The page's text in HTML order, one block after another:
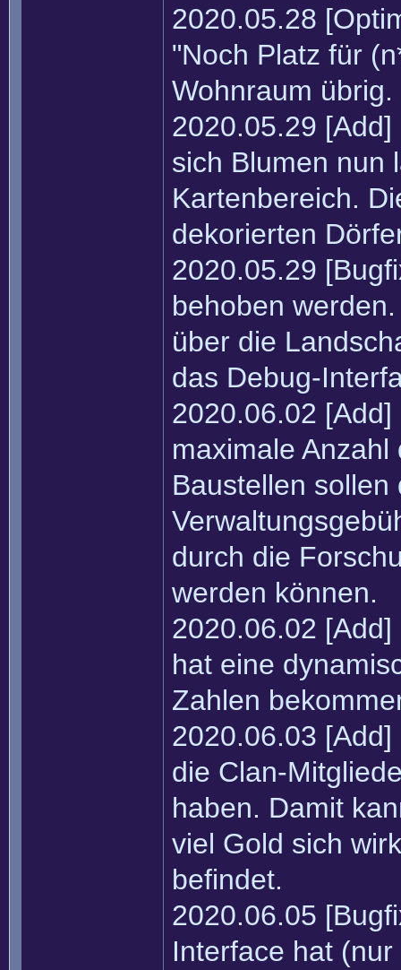
2020.05.28
"Noch Platz für
Wohnraum
2020.05.29
sich Blumen nun
Kartenbereich.
dekorierten
2020.05.29
behoben
über die
das Debug-
2020.06.02
maximale
Baustellen
durch die
werden können.
2020.06.02
hat eine
Zahlen
2020.06.03
die Clan-
haben. Damit
viel Gold sich
befindet.
2020.06.05
Interface hat